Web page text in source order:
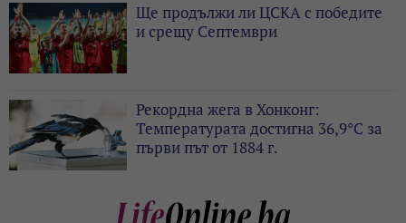
Ще продължи ли ЦСКА с победите
и срещу Септември
Рекордна жега в Хонконг:
Температурата достигна 36,9°C за
първи път от 1884 г.